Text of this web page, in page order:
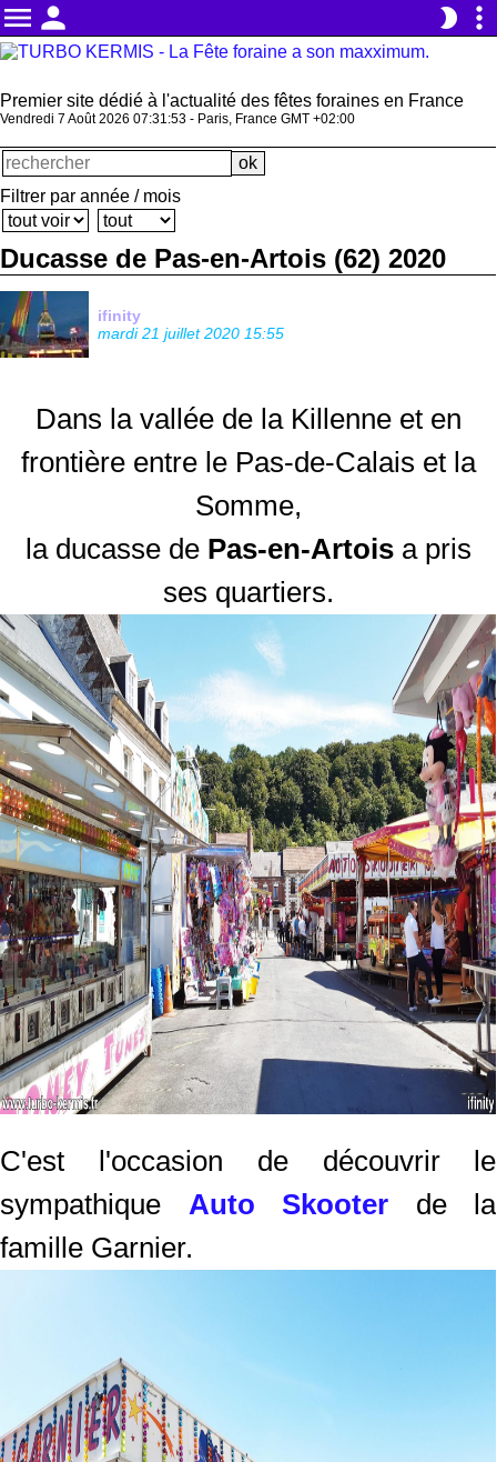
menu person brightness_2 more_vert
Premier site dédié à l'actualité des fêtes foraines en France
Vendredi 7 Août 2026 07:31:54 - Paris, France GMT +02:00
Filtrer par année / mois
Ducasse de Pas-en-Artois (62) 2020
ifinity
mardi 21 juillet 2020 15:55
Dans la vallée de la Killenne et en
frontière entre le Pas-de-Calais et la
Somme,
la ducasse de Pas-en-Artoisa pris
ses quartiers.
C'est l'occasion de découvrir le
sympathique Auto Skooter de la
famille Garnier.